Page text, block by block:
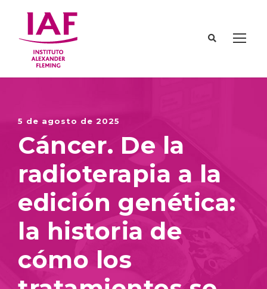
5 de agosto de 2025
Cáncer. De la
radioterapia a la
edición genética:
la historia de
cómo los